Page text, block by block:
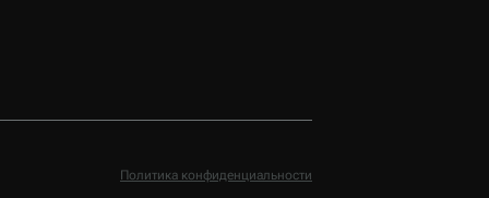
Политика конфиденциальности